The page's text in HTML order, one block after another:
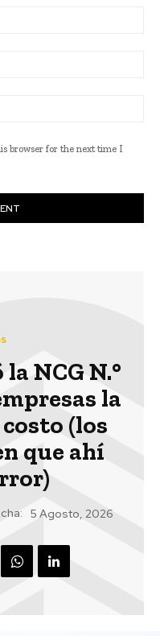
browser for the next time I